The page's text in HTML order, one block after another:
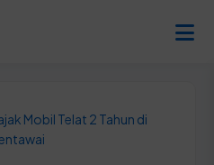
Mobil Telat 2 Tahun di